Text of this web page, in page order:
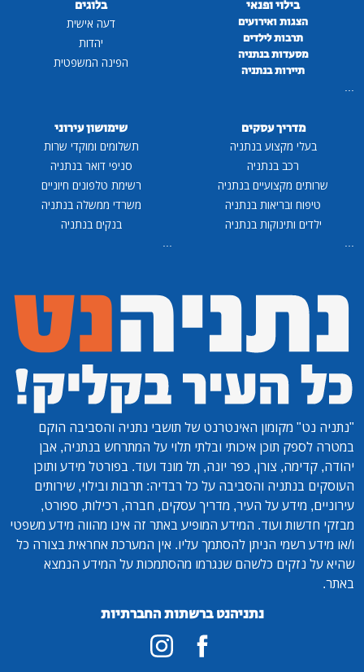
בילוי ופנאי
הצגות ואירועים
תרבות לילדים
מסעדות בנתניה
תיירות בנתניה
...
בלוגים
דעה אישית
יהדות
הפינה המשפטית
מדריך עסקים
בעלי מקצוע בנתניה
רכב בנתניה
שרותים מקצועיים בנתניה
טיפוח ובריאות בנתניה
ילדים ותינוקות בנתניה
...
שימושון עירוני
תשלומים ומוקדי שרות
סניפי דואר בנתניה
רשימת טלפונים חיוניים
משרדי ממשלה בנתניה
בנקים בנתניה
...
"נתניה נט" מקומון האינטרנט של תושבי נתניה והסביבה הוקם
במטרה לספק תוכן איכותי ובלתי תלוי על המתרחש בנתניה, אבן
יהודה, קדימה, צורן, כפר יונה, תל מונד ועוד. בפורטל מידע ותוכן
העוסקים בנתניה והסביבה על כל רבדיה: תרבות ובילוי, שירותים
עירוניים, מידע על העיר, מדריך עסקים, חברה, רכילות, ספורט,
מבזקי חדשות ועוד. המידע המופיע באתר זה אינו מהווה מידע משפטי
ו/או מידע רשמי הניתן להסתמך עליו. אין המערכת אחראית בצורה כל
שהיא על נזקים כלשהם שנגרמו מהסתמכות על המידע הנמצא
באתר.
נתניהנט ברשתות החברתיות